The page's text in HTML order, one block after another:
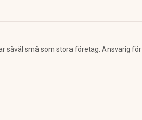
såväl små som stora företag. Ansvarig för